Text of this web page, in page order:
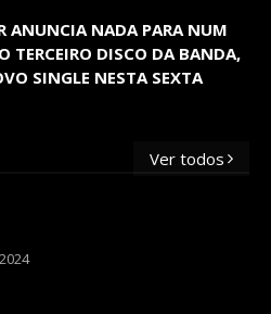
ANUNCIA NADA PARA NUM
TERCEIRO DISCO DA BANDA,
SINGLE NESTA SEXTA
Ver todos